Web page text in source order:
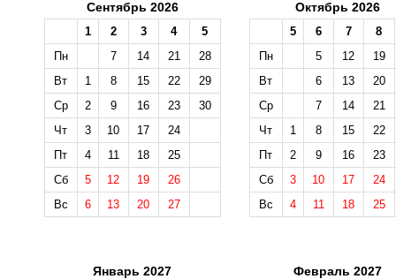
Сентябрь 2026
1 2 3 4
5
Пн
7 14 21
28
Вт
1 8 15 22
29
Ср
2 9 16 23
30
Чт
3 10 17
24
Пт
4 11 18
25
Сб
5 12 19
26
Вс
6 13 20 27
Октябрь 2026
5 6 7
8
Пн
5 12
19
Вт
6 13
20
Ср
7 14
21
Чт
1 8 15
22
Пт
2 9 16
23
Сб
3 10 17
24
Вс
4 11 18 25
Январь 2027 Февраль 2027